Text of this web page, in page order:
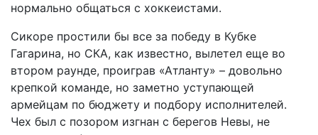
нормально общаться с хоккеистами.
Сикоре простили бы все за победу в Кубке
Гагарина, но СКА, как известно, вылетел еще во
втором раунде, проиграв «Атланту» – довольно
крепкой команде, но заметно уступающей
армейцам по бюджету и подбору исполнителей.
Чех был с позором изгнан с берегов Невы, не